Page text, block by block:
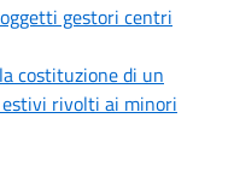
gestori centri
costituzione di un
rivolti ai minori